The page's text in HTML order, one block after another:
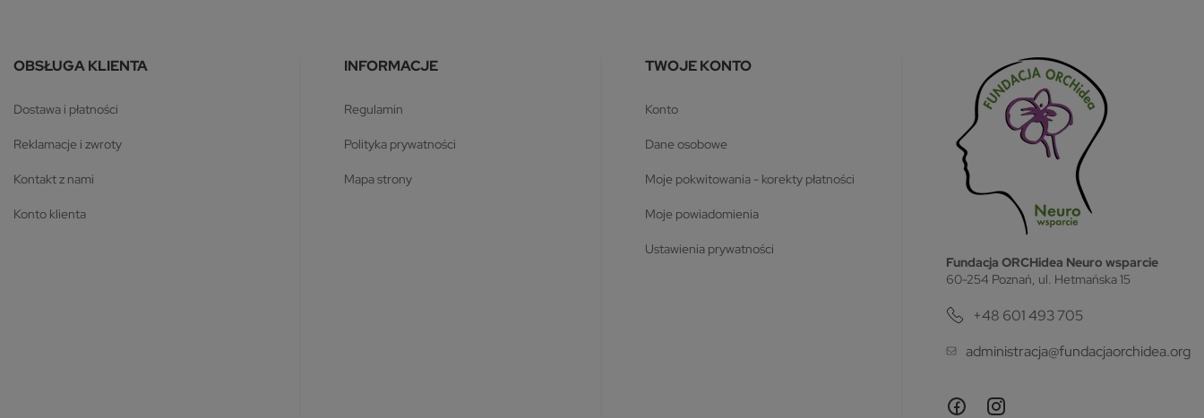
OBSŁUGA KLIENTA
dostawa i płatności
reklamacje i zwroty
kontakt z nami
konto klienta
INFORMACJE
regulamin
polityka prywatności
mapa strony
TWOJE KONTO
konto
dane osobowe
moje pokwitowania - korekty płatności
moje powiadomienia
ustawienia prywatności
Fundacja ORCHidea Neuro wsparcie
60-254 Poznań, ul. Hetmańska 15
+48 601 493 705
administracja@fundacjaorchidea.org